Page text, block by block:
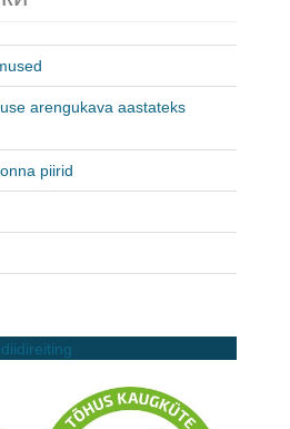
arengukava aastateks
piirid